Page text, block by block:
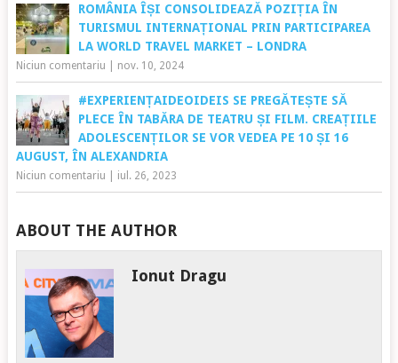
ROMÂNIA ÎȘI CONSOLIDEAZĂ POZIȚIA ÎN
TURISMUL INTERNAȚIONAL PRIN PARTICIPAREA
LA WORLD TRAVEL MARKET – LONDRA
Niciun comentariu nov. 10, 2024
#EXPERIENȚAIDEOIDEIS SE PREGĂTEȘTE SĂ
PLECE ÎN TABĂRA DE TEATRU ȘI FILM. CREAȚIILE
ADOLESCENȚILOR SE VOR VEDEA PE 10 ȘI 16
AUGUST, ÎN ALEXANDRIA
Niciun comentariu iul. 26, 2023
ABOUT THE AUTHOR
Ionut Dragu